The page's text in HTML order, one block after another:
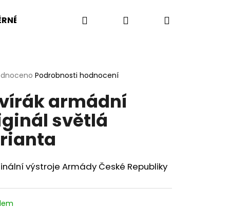
VELIKOSTI BW BA US ARMY
Hledat PřihlášeníNákupní
Podrobnosti hodnocení
armádní
světlá
výstroje Armády České Republiky